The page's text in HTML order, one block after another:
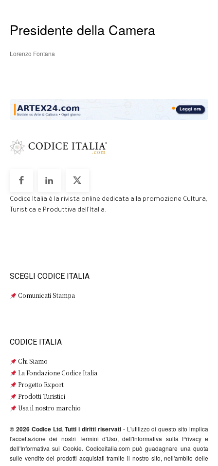
Presidente della Camera
Lorenzo Fontana
Codice Italia è la rivista online dedicata alla promozione Cultura,
Turistica e Produttiva dell'Italia.
SCEGLI CODICE ITALIA
Comunicati Stampa
CODICE ITALIA
Chi Siamo
La Fondazione Codice Italia
Progetto Export
Prodotti Turistici
Usa il nostro marchio
© 2026 Codice Ltd.Tutti i diritti riservati- L'utilizzo di questo sito implica
l'accettazione dei nostri Termini d'Uso, dell'Informativa sulla Privacy e
dell'Informativa sui Cookie. Codiceitalia.com può guadagnare una quota
sulle vendite dei prodotti acquistati tramite il nostro sito, nell'ambito delle